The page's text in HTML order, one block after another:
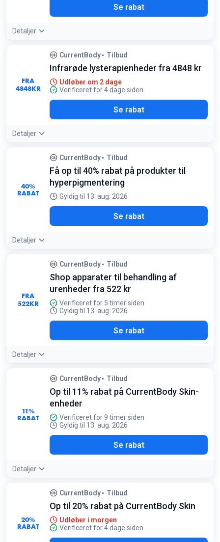
Se rabat
Detaljer
FRA
4848KR
CurrentBody Tilbud
Infrarøde lysterapienheder fra 4848 kr
Udløber om 2 dage
Verificeret for 4 dage siden
Se rabat
Detaljer
40%
RABAT
CurrentBody Tilbud
Få op til 40% rabat på produkter til
hyperpigmentering
Gyldig til 13. aug. 2026
Se rabat
Detaljer
FRA
522KR
CurrentBody Tilbud
Shop apparater til behandling af
urenheder fra 522 kr
Verificeret for 5 timer siden
Gyldig til 13. aug. 2026
Se rabat
Detaljer
11%
RABAT
CurrentBody Tilbud
Op til 11% rabat på CurrentBody Skin-
enheder
Verificeret for 9 timer siden
Gyldig til 13. aug. 2026
Se rabat
Detaljer
20%
RABAT
CurrentBody Tilbud
Op til 20% rabat på CurrentBody Skin
Udløber i morgen
Verificeret for 4 dage siden